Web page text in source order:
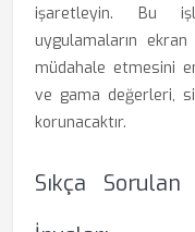
işaretleyin. Bu
uygulamaların
müdahale etmesini
ve gama değerleri,
korunacaktır.
Sıkça